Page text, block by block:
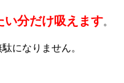
い分だけ吸えます。
になりません。